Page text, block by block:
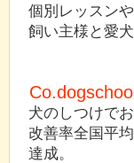
個別レッスン
飼い主様と愛
犬のしつけで
改善率全国平
達成。